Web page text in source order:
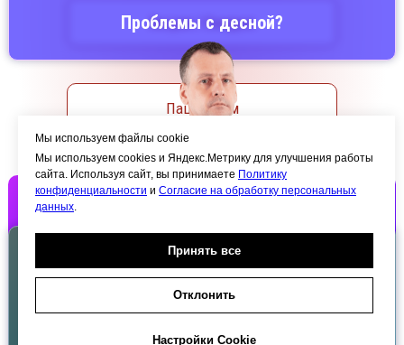
Акции / Скидки
Пациентам
Отзывы
Контакты
Проблемы с десной?
Консультация врача
Бесплатно
Мы используем файлы cookie
Мы используем cookies и Яндекс.Метрику для улучшения работы
сайта. Используя сайт, вы принимаете Политику
конфиденциальности и Согласие на обработку персональных
данных
Принять все
Отклонить
Настройки Cookie